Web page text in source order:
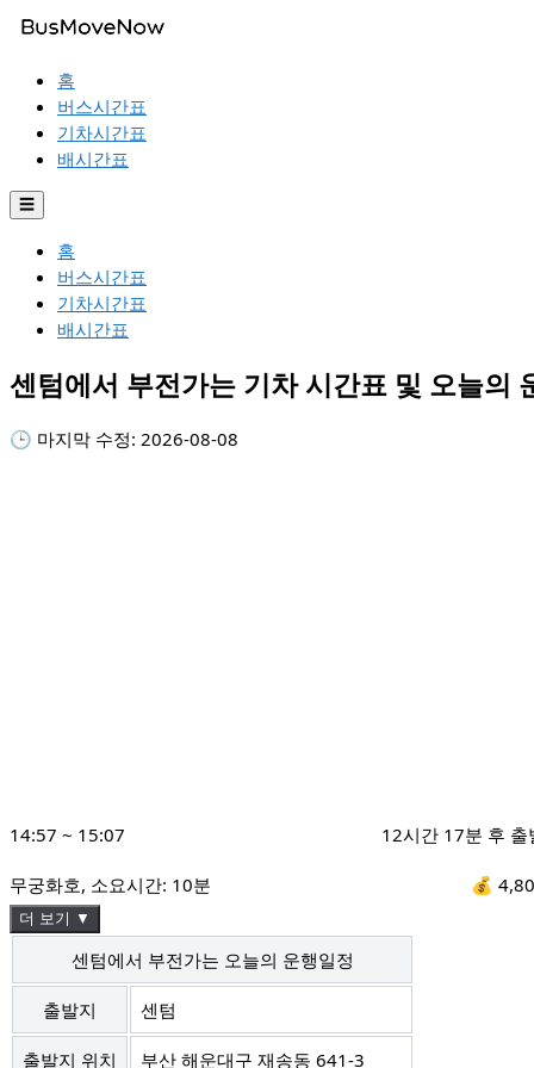
홈
버스시간표
기차시간표
배시간표
☰
홈
버스시간표
기차시간표
배시간표
센텀에서 부전가는 기차 시간표 및 오늘의
🕒 마지막 수정: 2026-08-08
14:57 ~ 15:07 12시간 17분 후 출
무궁화호, 소요시간: 10분 💰
더 보기 ▼
센텀에서 부전가는 오늘의 운행일정
출발지 센텀
출발지 위치 부산 해운대구 재송동 641-3